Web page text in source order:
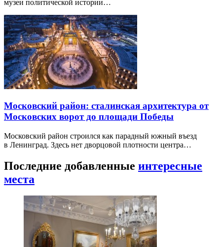
музеи политической истории…
Московский район: сталинская архитектура от
Московских ворот до площади Победы
Московский район строился как парадный южный въезд
в Ленинград. Здесь нет дворцовой плотности центра…
Последние добавленные интересные
места